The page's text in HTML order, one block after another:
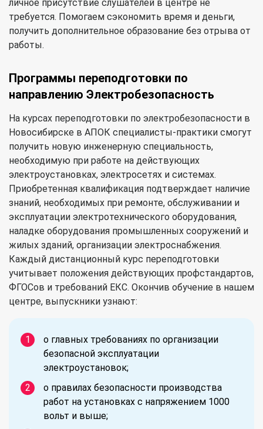
личное присутствие слушателей в центре не
требуется. Помогаем сэкономить время и деньги,
получить дополнительное образование без отрыва от
работы.
Программы переподготовки по
направлению Электробезопасность
На курсах переподготовки по электробезопасности в
Новосибирске в АПОК специалисты-практики смогут
получить новую инженерную специальность,
необходимую при работе на действующих
электроустановках, электросетях и системах.
Приобретенная квалификация подтверждает наличие
знаний, необходимых при ремонте, обслуживании и
эксплуатации электротехнического оборудования,
наладке оборудования промышленных сооружений и
жилых зданий, организации электроснабжения.
Каждый дистанционный курс переподготовки
учитывает положения действующих профстандартов,
ФГОСов и требований ЕКС. Окончив обучение в нашем
центре, выпускники узнают:
о главных требованиях по организации
безопасной эксплуатации
электроустановок;
о правилах безопасности производства
работ на установках с напряжением 1000
вольт и выше;